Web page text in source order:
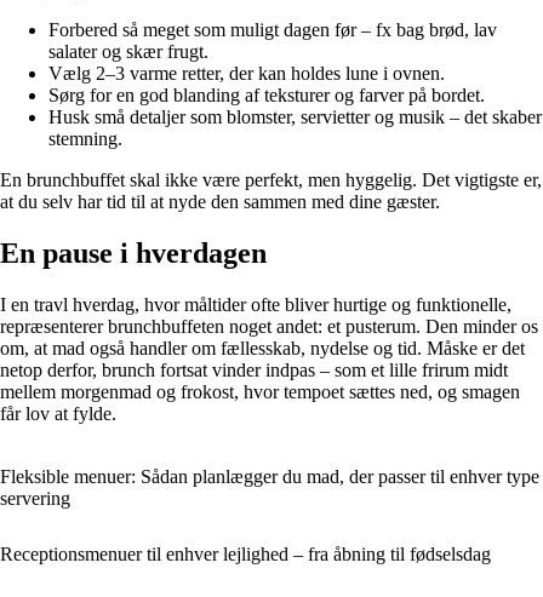
Forbered så meget som muligt dagen før – fx bag brød, lav
salater og skær frugt.
Vælg 2–3 varme retter, der kan holdes lune i ovnen.
Sørg for en god blanding af teksturer og farver på bordet.
Husk små detaljer som blomster, servietter og musik – det skaber
stemning.
En brunchbuffet skal ikke være perfekt, men hyggelig. Det vigtigste er,
at du selv har tid til at nyde den sammen med dine gæster.
En pause i hverdagen
I en travl hverdag, hvor måltider ofte bliver hurtige og funktionelle,
repræsenterer brunchbuffeten noget andet: et pusterum. Den minder os
om, at mad også handler om fællesskab, nydelse og tid. Måske er det
netop derfor, brunch fortsat vinder indpas – som et lille frirum midt
mellem morgenmad og frokost, hvor tempoet sættes ned, og smagen
får lov at fylde.
Fleksible menuer: Sådan planlægger du mad, der passer til enhver type
servering
Receptionsmenuer til enhver lejlighed – fra åbning til fødselsdag